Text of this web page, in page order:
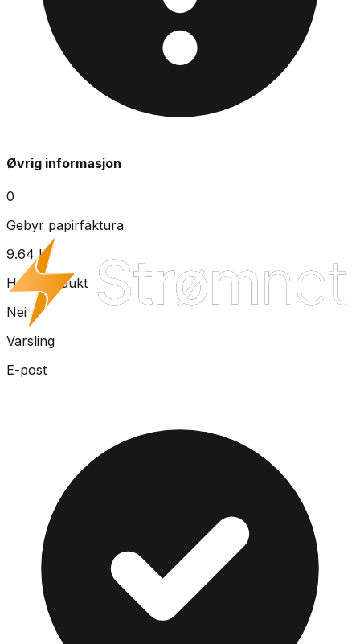
Øvrig informasjon
0
Gebyr papirfaktura
9.64 kr
Hytteprodukt
Nei
Varsling
E-post